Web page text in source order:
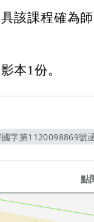
該課程確為
本1份。
字第1120098869號
點